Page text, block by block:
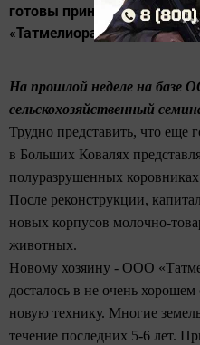
готовы принять
«Татмелиорация-Агро» -...
На прошлой неделе на базе
сельскохозяйственный
Трудно представить, что еще
в Больших Ковалях
полуразрушенных
После реконструкции,
новых корпусов молочно-
животных.
Новому хозяину - ООО
досталось в не очень
новую технику. Многие
течение последних 5-6 лет.